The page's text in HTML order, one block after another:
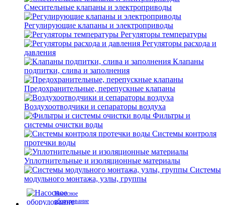
Смесительные клапаны и электроприводы
Регулирующие клапаны и электроприводы
Регуляторы температуры
Регуляторы расхода и
давления
Клапаны
подпитки, слива и заполнения
Предохранительные, перепускные клапаны
Воздухоотводчики и сепараторы воздуха
Фильтры и
системы очистки воды
Системы контроля
протечки воды
Уплотнительные и изоляционные материалы
Системы
модульного монтажа, узлы, группы
Насосное
оборудование